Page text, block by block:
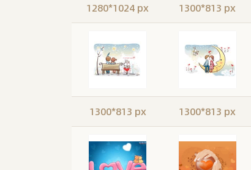
1280*1024 px 1300*813 px
1300*813 px 1300*813 px